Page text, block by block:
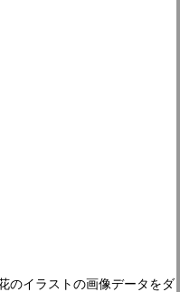
のイラストの画像データをダ